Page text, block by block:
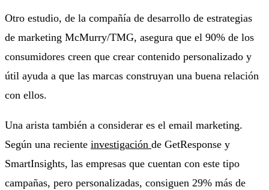
Otro estudio, de la compañía de desarrollo de estrategias
de marketing McMurry/TMG, asegura que el 90% de los
consumidores creen que crear contenido personalizado y
útil ayuda a que las marcas construyan una buena relación
con ellos.
Una arista también a considerar es el email marketing.
Según una reciente investigación de GetResponse y
SmartInsights, las empresas que cuentan con este tipo
campañas, pero personalizadas, consiguen 29% más de